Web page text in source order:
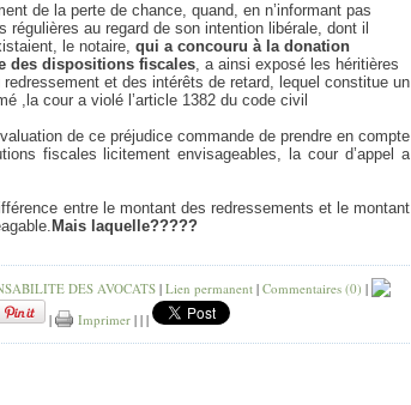
de la perte de chance, quand, en n’informant pas
au regard de son intention libérale, dont il
le notaire, qui a concouru à la donation
des dispositions fiscales, a ainsi exposé les héritières
et des intérêts de retard, lequel constitue un
,la cour a violé l’article 1382 du code civil
de ce préjudice commande de prendre en compte
fiscales licitement envisageables, la cour d’appel a
entre le montant des redressements et le montant
Mais laquelle?????
DES AVOCATS | Lien permanent | Commentaires (0) |
| Imprimer | | |